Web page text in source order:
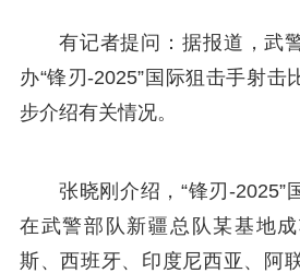
有记者提问：据报道，武
办“锋刃-2025”国际狙击手射击
步介绍有关情况。
张晓刚介绍，“锋刃-2025”
在武警部队新疆总队某基地
斯、西班牙、印度尼西亚、阿